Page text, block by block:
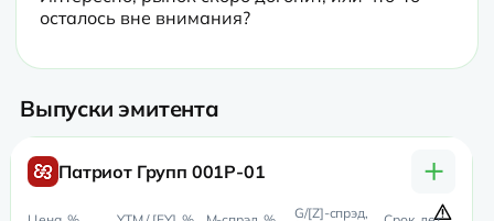
осталось вне внимания?
Выпуски эмитента
Патриот Групп 001Р-01 +